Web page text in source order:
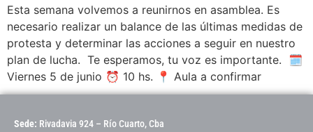
Esta semana volvemos a reunirnos en asamblea. Es
necesario realizar un balance de las últimas medidas de
protesta y determinar las acciones a seguir en nuestro
plan de lucha. Te esperamos, tu voz es importante. 🗓️
Viernes 5 de junio ⏰ 10 hs. 📍 Aula a confirmar
Sede: Rivadavia 924 – Río Cuarto, Cba